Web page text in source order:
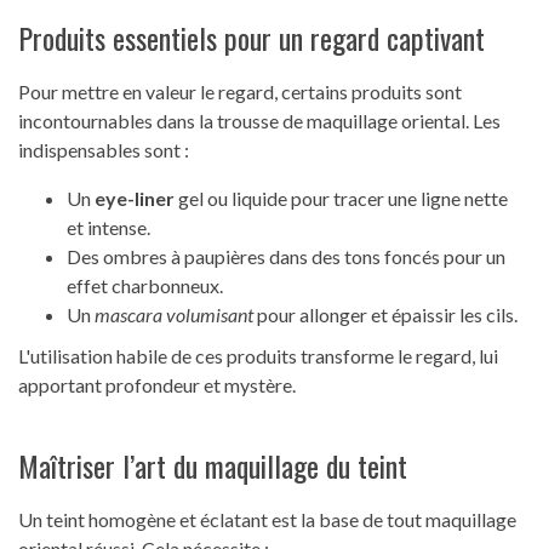
Produits essentiels pour un regard captivant
Pour mettre en valeur le regard, certains produits sont
incontournables dans la trousse de maquillage oriental. Les
indispensables sont :
Un eye-linergel ou liquide pour tracer une ligne nette
et intense.
Des ombres à paupières dans des tons foncés pour un
effet charbonneux.
Unmascara volumisantpour allonger et épaissir les cils.
L'utilisation habile de ces produits transforme le regard, lui
apportant profondeur et mystère.
Maîtriser l’art du maquillage du teint
Un teint homogène et éclatant est la base de tout maquillage